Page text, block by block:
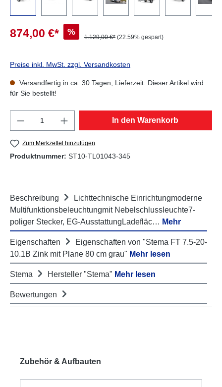
874,00 €* %
1.129,00 €* (22.59% gespart)
Preise inkl. MwSt. zzgl. Versandkosten
Versandfertig in ca. 30 Tagen, Lieferzeit: Dieser Artikel wird
für Sie bestellt!
Produkt Anzahl: Gib den gewünschten
In den Warenkorb
Zum Merkzettel hinzufügen
Produktnummer: ST10-TL01043-345
Beschreibung
Lichttechnische Einrichtungmoderne
Multifunktionsbeleuchtungmit Nebelschlussleuchte7-
poliger Stecker, EG-AusstattungLadefläc… Mehr
Eigenschaften
Eigenschaften von "Stema FT 7.5-20-
10.1B Zink mit Plane 80 cm grau" Mehr lesen
Stema Hersteller "Stema" Mehr lesen
Bewertungen
Produktgalerie überspringen
Zubehör & Aufbauten